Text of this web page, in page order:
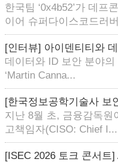
한국팀 ‘0x4b52’가 데프
이어 슈퍼다이스코드러
[인터뷰] 아이덴티티와
데이터와 ID 보안 분야의
‘Martin Canna...
[한국정보공학기술사 보
지난 8월 초, 금융감독원
고책임자(CISO: Chief I...
[ISEC 2026 토크 콘서트